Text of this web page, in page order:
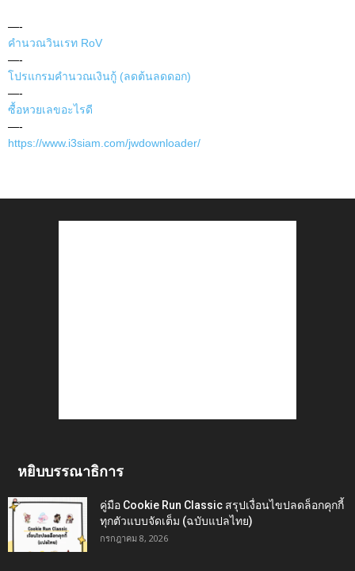
—-
คำนวณวินเรท RoV
—-
โปรแกรมคำนวณเงินกู้ (ลดต้นลดดอก)
—-
ซื้อหวยเลขอะไรดี
—-
https://www.i3siam.com/jwdownloader/
หยิบบรรณาธิการ
คู่มือ Cookie Run Classic สรุปเงื่อนไขปลดล็อกคุกกี้
ทุกตัวแบบจัดเต็ม (ฉบับแปลไทย)
กรกฎาคม 8, 2026